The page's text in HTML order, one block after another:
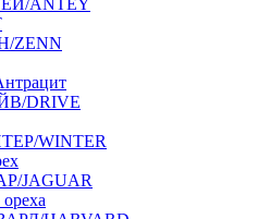
ANTEY
ZENN
DRIVE
WINTER
JAGUAR